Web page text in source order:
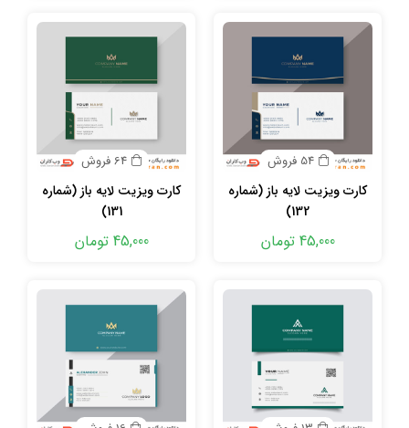
54 فروش
کارت ویزیت لایه باز (شماره
132)
45,000 تومان
64 فروش
کارت ویزیت لایه باز (شماره
131)
45,000 تومان